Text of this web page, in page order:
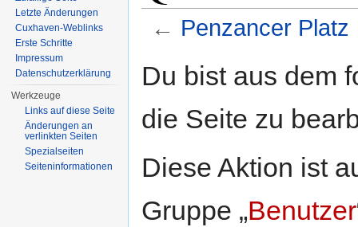
← Penzancer Platz
Du bist aus dem
die Seite zu
Diese Aktion ist
Gruppe „Benutzer
Letzte Änderungen
Cuxhaven-Weblinks
Erste Schritte
Impressum
Datenschutzerklärung
Werkzeuge
Links auf diese Seite
Änderungen an
verlinkten Seiten
Spezialseiten
Seiten­informationen